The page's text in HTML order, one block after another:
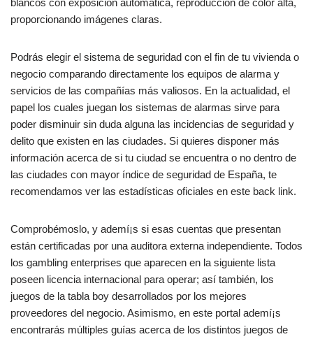
blancos con exposición automática, reproducción de color alta,
proporcionando imágenes claras.
Podrás elegir el sistema de seguridad con el fin de tu vivienda o
negocio comparando directamente los equipos de alarma y
servicios de las compañías más valiosos. En la actualidad, el
papel los cuales juegan los sistemas de alarmas sirve para
poder disminuir sin duda alguna las incidencias de seguridad y
delito que existen en las ciudades. Si quieres disponer más
información acerca de si tu ciudad se encuentra o no dentro de
las ciudades con mayor índice de seguridad de España, te
recomendamos ver las estadísticas oficiales en este back link.
Comprobémoslo, y ademí¡s si esas cuentas que presentan
están certificadas por una auditora externa independiente. Todos
los gambling enterprises que aparecen en la siguiente lista
poseen licencia internacional para operar; así también, los
juegos de la tabla boy desarrollados por los mejores
proveedores del negocio. Asimismo, en este portal ademí¡s
encontrarás múltiples guías acerca de los distintos juegos de